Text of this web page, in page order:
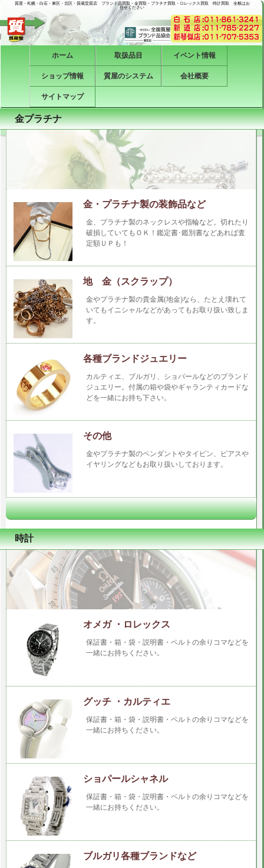
質屋・札幌・白石・東区・北区・質蔵堂質店 ブランド品買取・金買取・プラチナ買取・ロレックス買取 時計買取 全般はお
任せください
メインコンテンツへ移動
サブコンテンツへ移動
ホーム 取扱品目 イベント情報
ショップ情報 質屋のシステム 会社概要
サイトマップ
金プラチナ
金・プラチナ製の装飾品など
金、プラチナ製のネックレスや指輪など。切れたり
破損していてもＯＫ！鑑定書･鑑別書などあれば査
定額ＵＰも！
地 金（スクラップ）
金やプラチナ製の貴金属(地金)なら、たとえ壊れて
いてもイニシャルなどがあってもお取り扱い致しま
す。
各種ブランドジュエリー
カルティエ、ブルガリ、ショパールなどのブランド
ジュエリー。付属の箱や袋やギャランティカードな
どを一緒にお持ち下さい。
その他
金やプラチナ製のペンダントやタイピン、ピアスや
イヤリングなどもお取り扱いしております。
時計
オメガ ・ロレックス
保証書・箱・袋・説明書・ベルトの余りコマなどを
一緒にお持ちください。
グッチ ・カルティエ
保証書・箱・袋・説明書・ベルトの余りコマなどを
一緒にお持ちください。
ショパールシャネル
保証書・箱・袋・説明書・ベルトの余りコマなどを
一緒にお持ちください。
ブルガリ各種ブランドなど